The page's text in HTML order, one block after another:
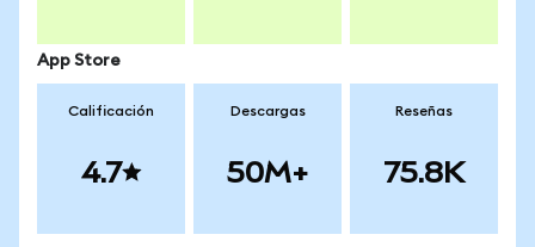
App Store
Calificación
4.7
Descargas
50M+
Reseñas
75.8K